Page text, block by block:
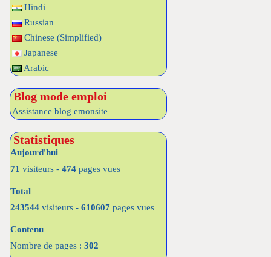
Hindi
Russian
Chinese (Simplified)
Japanese
Arabic
Blog mode emploi
Assistance blog emonsite
Statistiques
Aujourd'hui
71 visiteurs - 474 pages vues
Total
243544 visiteurs - 610607 pages vues
Contenu
Nombre de pages : 302